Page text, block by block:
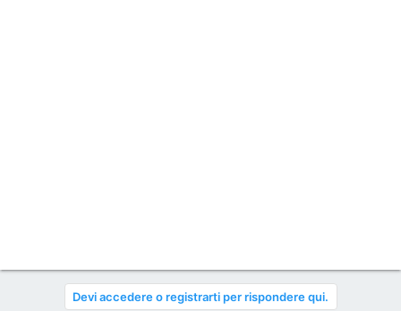
Devi accedere o registrarti per rispondere qui.